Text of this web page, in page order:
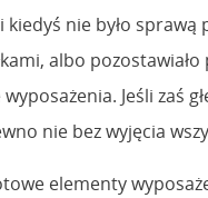
nie było sprawą
albo
Jeśli zaś
nie bez wyjęcia
elementy